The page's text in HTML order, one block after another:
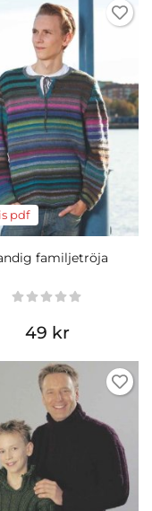
pdf
familjetröja
49 kr